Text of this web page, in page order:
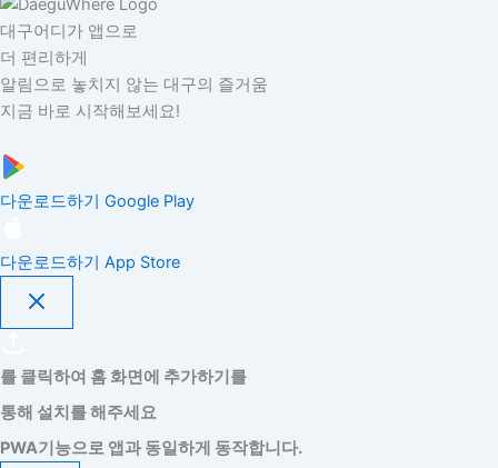
대구어디가 앱으로
더 편리하게
알림으로 놓치지 않는 대구의 즐거움
지금 바로 시작해보세요!
다운로드하기 Google Play
다운로드하기 App Store
를 클릭하여 홈 화면에 추가하기를
통해 설치를 해주세요
PWA기능으로 앱과 동일하게 동작합니다.